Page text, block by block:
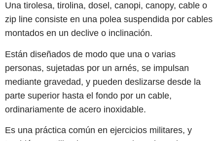
Una tirolesa, tirolina, dosel, canopi, canopy, cable o
zip line​ consiste en una polea suspendida por cables
montados en un declive o inclinación.
Están diseñados de modo que una o varias
personas, sujetadas por un arnés, se impulsan
mediante gravedad, y pueden deslizarse desde la
parte superior hasta el fondo por un cable,​
ordinariamente de acero inoxidable.
Es una práctica común en ejercicios militares, y